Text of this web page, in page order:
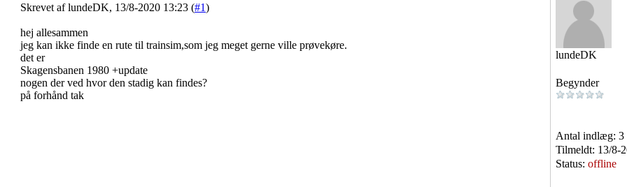
Skrevet af lundeDK, 13/8-2020 13:23 (#1)
hej allesammen
jeg kan ikke finde en rute til trainsim,som jeg meget gerne ville prøvekøre.
det er
Skagensbanen 1980 +update
nogen der ved hvor den stadig kan findes?
på forhånd tak
lundeDK
Begynder
Antal indlæg: 3
Tilmeldt: 13/8-
Status: offline